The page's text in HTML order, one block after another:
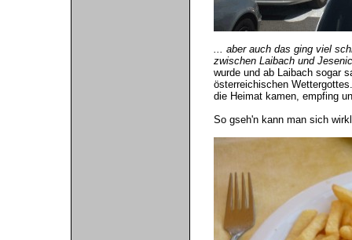
... aber auch das ging viel
zwischen Laibach und
wurde und ab Laibach sogar
österreichischen
die Heimat kamen, empfing
So gseh'n kann man sich